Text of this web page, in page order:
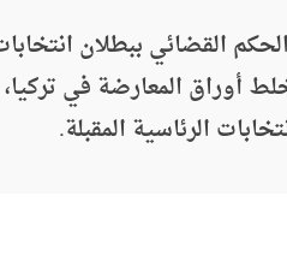
القضائي ببطلان
أوراق المعارضة في
الرئاسية المقبلة.